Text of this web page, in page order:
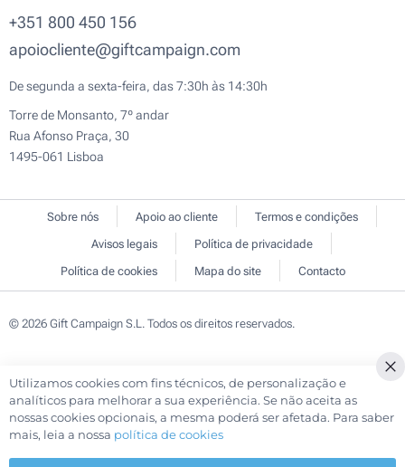
+351 800 450 156
apoiocliente@giftcampaign.com
De segunda a sexta-feira, das 7:30h às 14:30h
Torre de Monsanto, 7º andar
Rua Afonso Praça, 30
1495-061 Lisboa
Sobre nós Apoio ao cliente
Termos e condições
Avisos legais
Política de privacidade
Política de cookies
Mapa do site Contacto
© 2026 Gift Campaign S.L. Todos os direitos reservados.
Utilizamos cookies com fins técnicos, de personalização e
analíticos para melhorar a sua experiência. Se não aceita as
nossas cookies opcionais, a mesma poderá ser afetada. Para saber
mais, leia a nossa política de cookies